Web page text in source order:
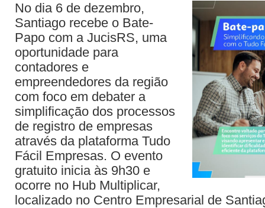
No dia 6 de dezembro,
Santiago recebe o Bate-
Papo com a JucisRS, uma
oportunidade para
contadores e
empreendedores da região
com foco em debater a
simplificação dos processos
de registro de empresas
através da plataforma Tudo
Fácil Empresas. O evento
gratuito inicia às 9h30 e
ocorre no Hub Multiplicar,
localizado no Centro Empresarial de